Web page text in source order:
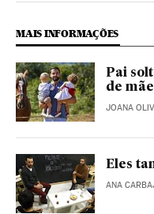
MAIS INFORMAÇÕES
Pai
de
JOANA
Eles
ANA